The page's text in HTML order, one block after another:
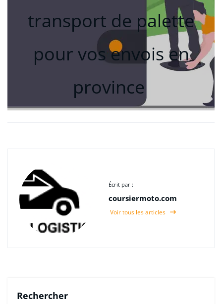
transport de palette
pour vos envois en
province
Écrit par :
coursiermoto.com
Voir tous les articles
Rechercher